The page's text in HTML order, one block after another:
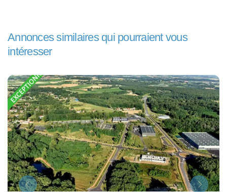
Annonces similaires qui pourraient vous
intéresser